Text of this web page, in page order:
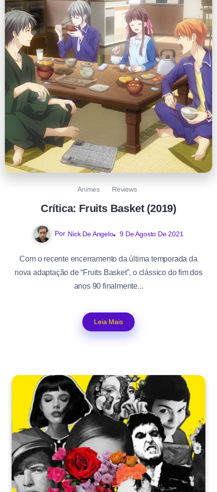
Animes Reviews
Crítica: Fruits Basket (2019)
Por Nick De Angelo 9 De Agosto De 2021
Com o recente encerramento da última temporada da
nova adaptação de “Fruits Basket”, o clássico do fim dos
anos 90 finalmente...
Leia Mais